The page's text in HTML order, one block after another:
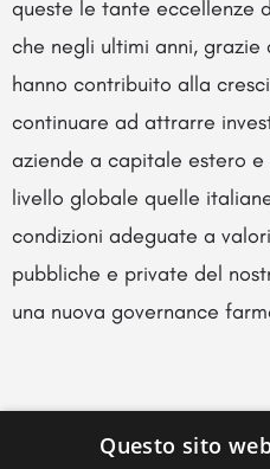
queste le tante eccellenze
che negli ultimi anni,
hanno contribuito alla
continuare ad attrarre
aziende a capitale estero
livello globale quelle
condizioni adeguate a
pubbliche e private del
una nuova governance
Questo sito